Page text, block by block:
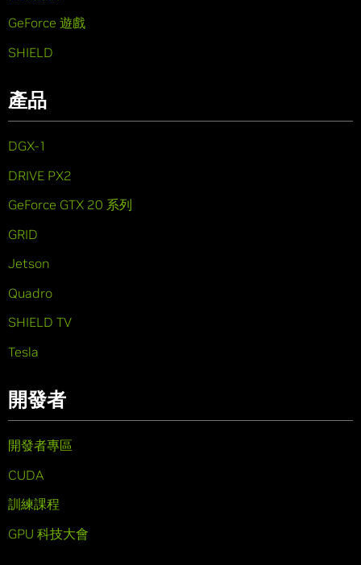
GeForce 遊戲
SHIELD
產品
DGX-1
DRIVE PX2
GeForce GTX 20 系列
GRID
Jetson
Quadro
SHIELD TV
Tesla
開發者
開發者專區
CUDA
訓練課程
GPU 科技大會